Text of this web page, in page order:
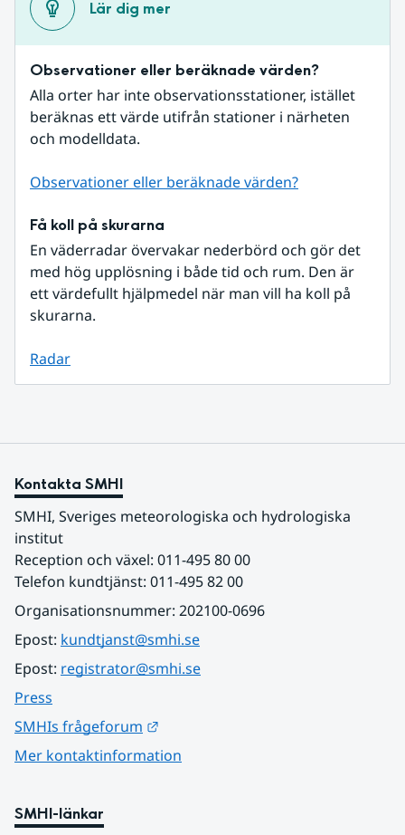
Lär dig mer
Observationer eller beräknade värden?
Alla orter har inte observationsstationer, istället
beräknas ett värde utifrån stationer i närheten
och modelldata.
Observationer eller beräknade värden?
Få koll på skurarna
En väderradar övervakar nederbörd och gör det
med hög upplösning i både tid och rum. Den är
ett värdefullt hjälpmedel när man vill ha koll på
skurarna.
Radar
Kontakta SMHI
SMHI, Sveriges meteorologiska och hydrologiska
institut
Reception och växel: 011-495 80 00
Telefon kundtjänst: 011-495 82 00
Organisationsnummer: 202100-0696
Epost: kundtjanst@smhi.se
Epost: registrator@smhi.se
Press
SMHIs frågeforum
Mer kontaktinformation
SMHI-länkar